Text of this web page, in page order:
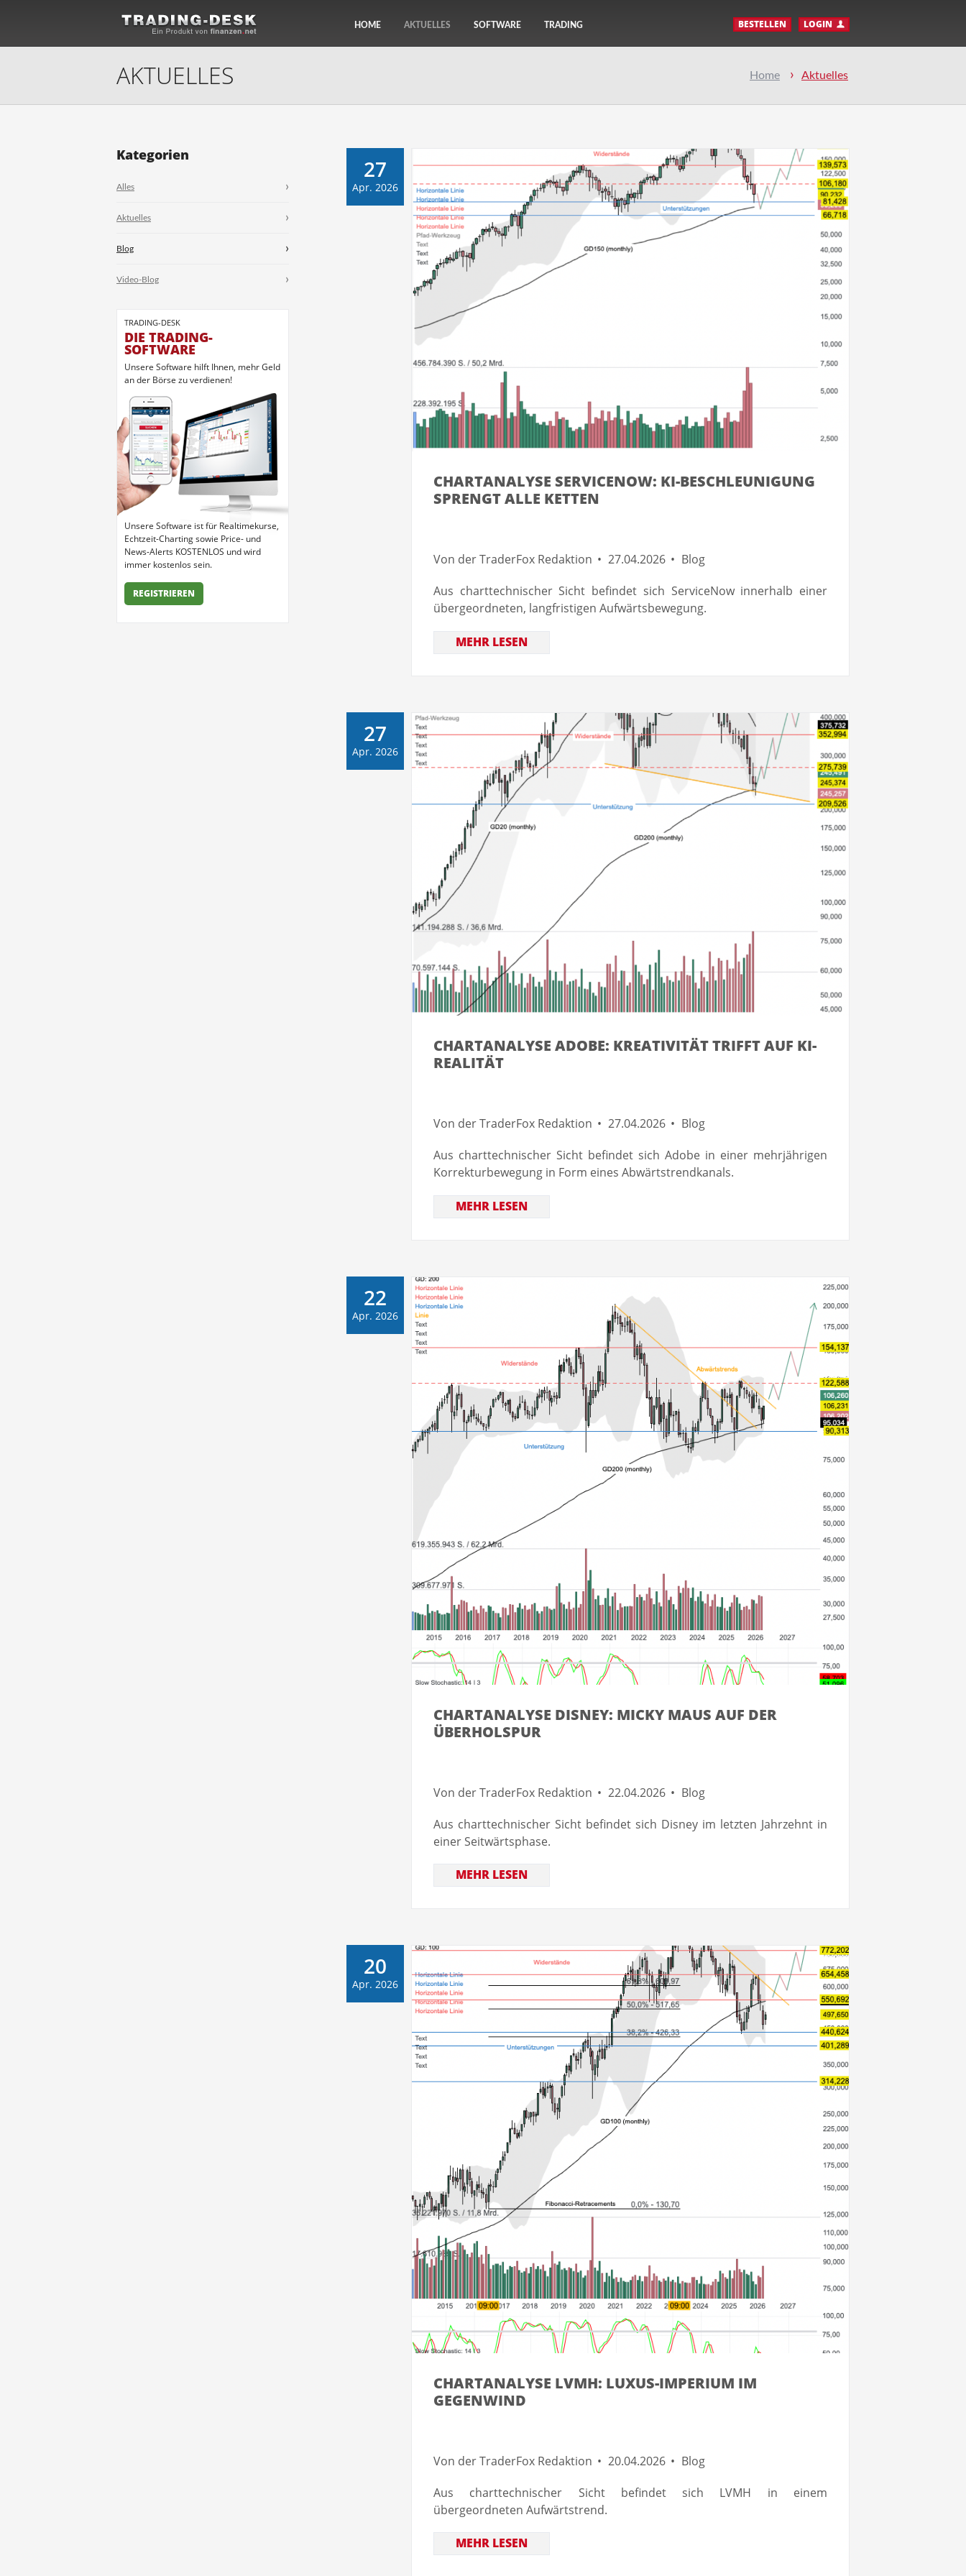
HOME AKTUELLES SOFTWARE TRADING BESTELLEN LOGIN
AKTUELLES Home Aktuelles
Kategorien
Alles
Aktuelles
Blog
Video-Blog
TRADING-DESK
DIE TRADING-
SOFTWARE
Unsere Software hilft Ihnen, mehr Geld
an der Börse zu verdienen!
Unsere Software ist für Realtimekurse,
Echtzeit-Charting sowie Price- und
News-Alerts KOSTENLOS und wird
immer kostenlos sein.
REGISTRIEREN
27
Apr. 2026
CHARTANALYSE SERVICENOW: KI-BESCHLEUNIGUNG
SPRENGT ALLE KETTEN
Von der TraderFox Redaktion 27.04.2026
Blog
Aus charttechnischer Sicht befindet sich ServiceNow innerhalb einer
übergeordneten, langfristigen Aufwärtsbewegung.
MEHR LESEN
27
Apr. 2026
CHARTANALYSE ADOBE: KREATIVITÄT TRIFFT AUF KI-
REALITÄT
Von der TraderFox Redaktion 27.04.2026
Blog
Aus charttechnischer Sicht befindet sich Adobe in einer mehrjährigen
Korrekturbewegung in Form eines Abwärtstrendkanals.
MEHR LESEN
22
Apr. 2026
CHARTANALYSE DISNEY: MICKY MAUS AUF DER
ÜBERHOLSPUR
Von der TraderFox Redaktion 22.04.2026
Blog
Aus charttechnischer Sicht befindet sich Disney im letzten Jahrzehnt in
einer Seitwärtsphase.
MEHR LESEN
20
Apr. 2026
CHARTANALYSE LVMH: LUXUS-IMPERIUM IM
GEGENWIND
Von der TraderFox Redaktion 20.04.2026
Blog
Aus charttechnischer Sicht befindet sich LVMH in einem
übergeordneten Aufwärtstrend.
MEHR LESEN